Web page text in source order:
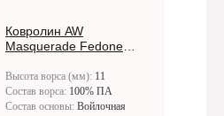
Ковролин AW
Masquerade Fedone
Высота ворса (мм): 11
Состав ворса: 100% ПА
Состав основы: Войлочная